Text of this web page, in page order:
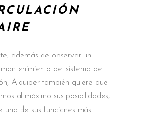
además de observar un
del sistema de
Alquiber también quiere que
al máximo sus posibilidades,
una de sus funciones más